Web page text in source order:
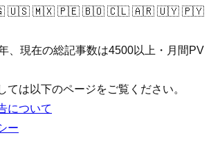
🇺🇸 🇲🇽 🇵🇪 🇧🇴 🇨🇱 🇦🇷 🇺🇾 🇵🇾
、現在の総記事数は4500以上・月間PV
ては以下のページをご覧ください。
について
ー